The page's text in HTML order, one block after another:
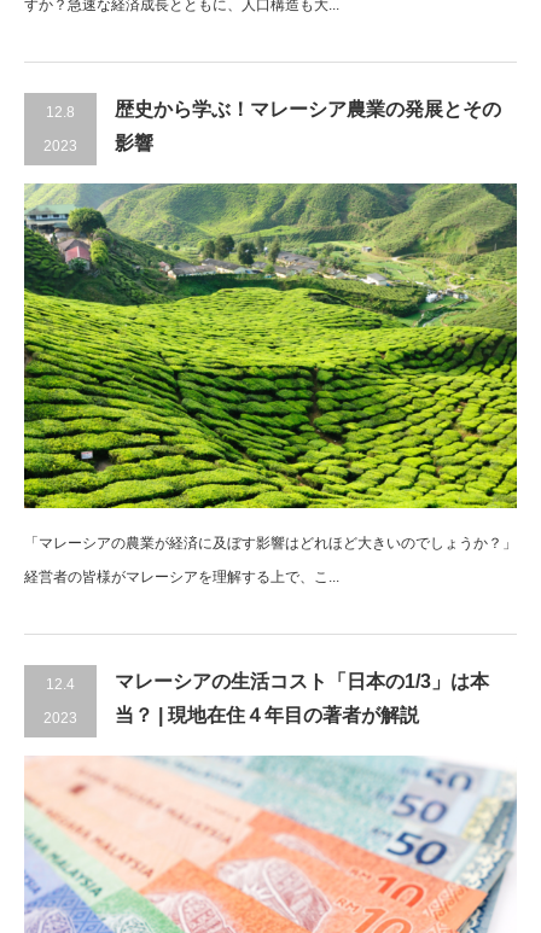
すか？急速な経済成長とともに、人口構造も大...
12.8
2023
歴史から学ぶ！マレーシア農業の発展とその
影響
「マレーシアの農業が経済に及ぼす影響はどれほど大きいのでしょうか？」
経営者の皆様がマレーシアを理解する上で、こ...
12.4
2023
マレーシアの生活コスト「日本の1/3」は本
当？ | 現地在住４年目の著者が解説